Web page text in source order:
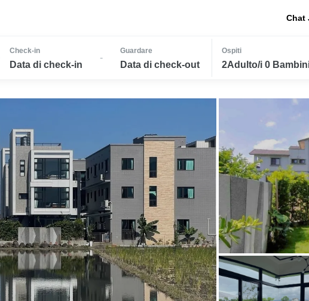
Chat
Check-in
Data di check-in
-
Guardare
Data di check-out
Ospiti
2Adulto/i 0